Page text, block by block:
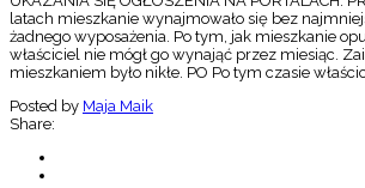
latach mieszkanie wynajmowało się bez
żadnego wyposażenia. Po tym, jak mieszkanie
właściciel nie mógł go wynająć przez miesiąc.
mieszkaniem było nikłe. PO Po tym czasie
Posted by Maja Maik
Share: